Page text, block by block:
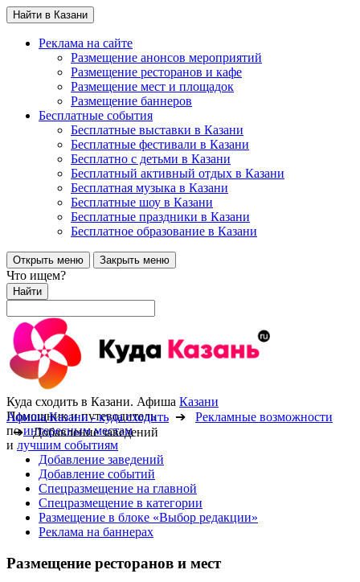
Найти в Казани
Реклама на сайте
Размещение анонсов мероприятий
Размещение ресторанов и кафе
Размещение мест и площадок
Размещение баннеров
Бесплатные события
Бесплатные выставки в Казани
Бесплатные фестивали в Казани
Бесплатно с детьми в Казани
Бесплатный активный отдых в Казани
Бесплатная музыка в Казани
Бесплатные шоу в Казани
Бесплатные праздники в Казани
Бесплатное образование в Казани
Открыть меню Закрыть меню
Что ищем?
Найти
Куда сходить в Казани. Афиша Казани
Помощник и путеводитель
поинтересным местам
и лучшим событиям
Афиша Казани - куда сходить ➔ Рекламные возможности
➔ Добавление заведений
Добавление заведений
Добавление событий
Спецразмещение на главной
Спецразмещение в категории
Размещение в блоке «Выбор редакции»
Реклама на баннерах
Размещение ресторанов и мест